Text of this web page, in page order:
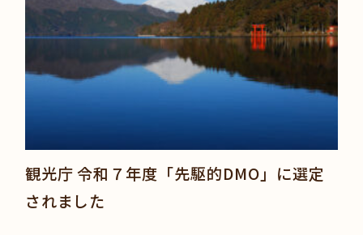
観光庁 令和７年度「先駆的DMO」に選定
されました